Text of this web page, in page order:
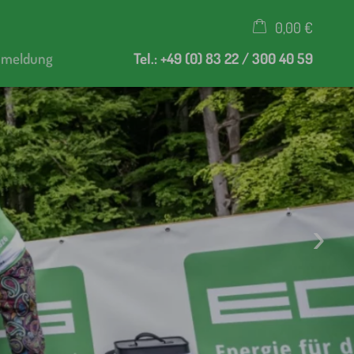
Tel.: +49 (0) 83 22 / 300 40 59
0,00 €
×
Warenkorb ist leer